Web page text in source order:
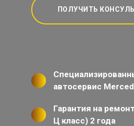
ПОЛУЧИТЬ
автосервис
Гарантия на
Ц класс) 2 года